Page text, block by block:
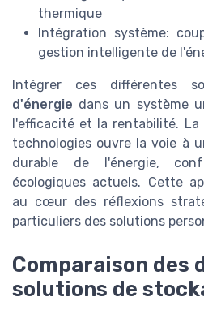
thermique
Intégration système:
gestion intelligente de
Intégrer ces différentes
d'énergie dans un système
l'efficacité et la rentabilité. La
technologies ouvre la voie à
durable de l'énergie,
écologiques actuels. Cette
au cœur des réflexions
particuliers des solutions
Comparaison des
solutions de